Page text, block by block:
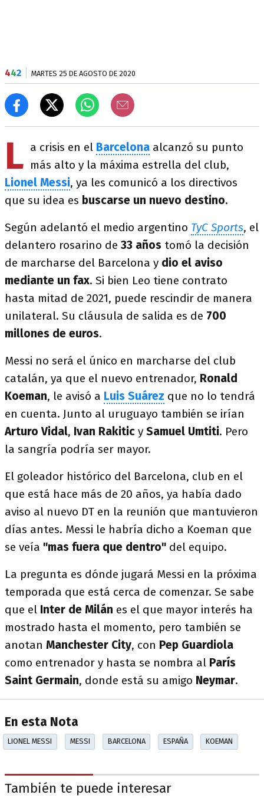
442 MARTES 25 DE AGOSTO DE 2020
L a crisis en el Barcelona alcanzó su punto
más alto y la máxima estrella del club,
Lionel Messi, ya les comunicó a los directivos
que su idea es buscarse un nuevo destino.
Según adelantó el medio argentino TyC Sports, el
delantero rosarino de 33 años tomó la decisión
de marcharse del Barcelona y dio el aviso
mediante un fax. Si bien Leo tiene contrato
hasta mitad de 2021, puede rescindir de manera
unilateral. Su cláusula de salida es de 700
millones de euros.
Messi no será el único en marcharse del club
catalán, ya que el nuevo entrenador, Ronald
Koeman, le avisó a Luis Suárez que no lo tendrá
en cuenta. Junto al uruguayo también se irían
Arturo Vidal, Ivan Rakitic y Samuel Umtiti. Pero
la sangría podría ser mayor.
El goleador histórico del Barcelona, club en el
que está hace más de 20 años, ya había dado
aviso al nuevo DT en la reunión que mantuvieron
días antes. Messi le habría dicho a Koeman que
se veía "mas fuera que dentro" del equipo.
La pregunta es dónde jugará Messi en la próxima
temporada que está cerca de comenzar. Se sabe
que el Inter de Milán es el que mayor interés ha
mostrado hasta el momento, pero también se
anotan Manchester City, con Pep Guardiola
como entrenador y hasta se nombra al París
Saint Germain, donde está su amigo Neymar.
En esta Nota
LIONEL MESSI MESSI BARCELONA ESPAÑA KOEMAN
También te puede interesar